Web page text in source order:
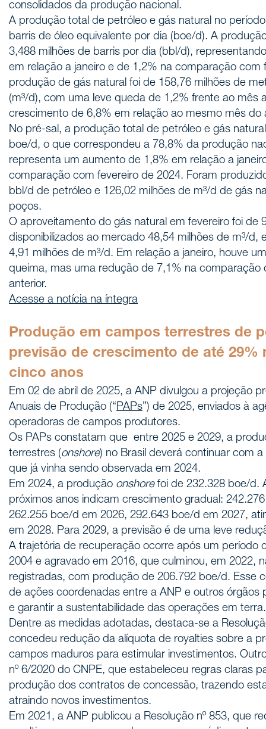
consolidados da produção nacional.
A produção total de petróleo e gás natural no
barris de óleo equivalente por dia (boe/d). A
3,488 milhões de barris por dia (bbl/d),
em relação a janeiro e de 1,2% na comparação com
produção de gás natural foi de 158,76 milhões de
(m³/d), com uma leve queda de 1,2% frente ao mês
crescimento de 6,8% em relação ao mesmo mês do
No pré-sal, a produção total de petróleo e gás
boe/d, o que correspondeu a 78,8% da produção
representa um aumento de 1,8% em relação a
comparação com fevereiro de 2024. Foram
bbl/d de petróleo e 126,02 milhões de m³/d de gás
poços.
O aproveitamento do gás natural em fevereiro foi de
disponibilizados ao mercado 48,54 milhões de m³/d,
4,91 milhões de m³/d. Em relação a janeiro, houve
queima, mas uma redução de 7,1% na comparação
anterior.
Acesse a notícia na íntegra
Produção em campos terrestres de
previsão de crescimento de até 29%
cinco anos
Em 02 de abril de 2025, a ANP divulgou a projeção
Anuais de Produção (“PAPs”) de 2025, enviados à
operadoras de campos produtores.
Os PAPs constatam que entre 2025 e 2029, a
terrestres (onshore) no Brasil deverá continuar com
que já vinha sendo observada em 2024.
Em 2024, a produção onshorefoi de 232.328 boe/d.
próximos anos indicam crescimento gradual:
262.255 boe/d em 2026, 292.643 boe/d em 2027,
em 2028. Para 2029, a previsão é de uma leve
A trajetória de recuperação ocorre após um período
2004 e agravado em 2016, que culminou, em 2022,
registradas, com produção de 206.792 boe/d. Esse
de ações coordenadas entre a ANP e outros órgãos
e garantir a sustentabilidade das operações em terra.
Dentre as medidas adotadas, destaca-se a
concedeu redução da alíquota de royalties sobre a
campos maduros para estimular investimentos.
nº 6/2020 do CNPE, que estabeleceu regras claras
produção dos contratos de concessão, trazendo
atraindo novos investimentos.
Em 2021, a ANP publicou a Resolução nº 853, que